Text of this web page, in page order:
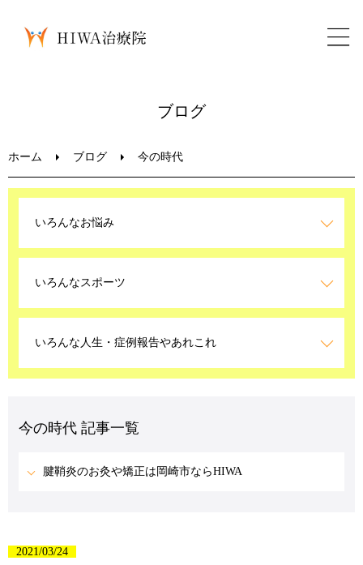
LINEお問い合わせ
ブログ
ホーム ブログ 今の時代
いろんなお悩み
いろんなスポーツ
いろんな人生・症例報告やあれこれ
今の時代 記事一覧
腱鞘炎のお灸や矯正は岡崎市ならHIWA
2021/03/24